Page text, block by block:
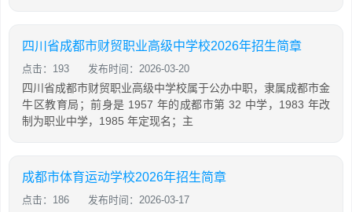
四川省成都市财贸职业高级中学校2026年招生简章
点击：193 发布时间：2026-03-20
四川省成都市财贸职业高级中学校属于公办中职，隶属成都市金
牛区教育局；前身是 1957 年的成都市第 32 中学，1983 年改
制为职业中学，1985 年定现名；主
成都市体育运动学校2026年招生简章
点击：186 发布时间：2026-03-17